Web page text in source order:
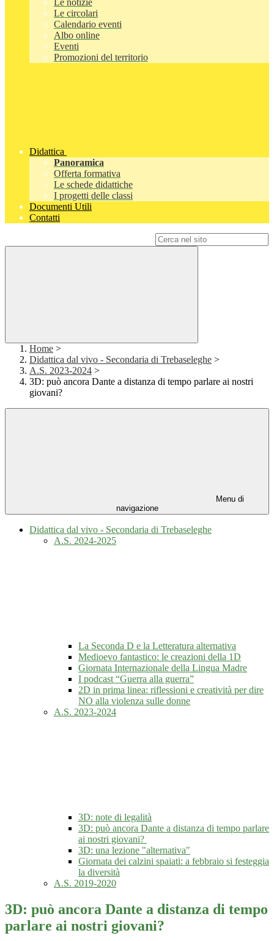
Le notizie
Le circolari
Calendario eventi
Albo online
Eventi
Promozioni del territorio
Didattica
Panoramica
Offerta formativa
Le schede didattiche
I progetti delle classi
Documenti Utili
Contatti
Home >
Didattica dal vivo - Secondaria di Trebaseleghe >
A.S. 2023-2024 >
3D: può ancora Dante a distanza di tempo parlare ai nostri
giovani?
Menu di
navigazione
Didattica dal vivo - Secondaria di Trebaseleghe
A.S. 2024-2025
La Seconda D e la Letteratura alternativa
Medioevo fantastico: le creazioni della 1D
Giornata Internazionale della Lingua Madre
I podcast “Guerra alla guerra”
2D in prima linea: riflessioni e creatività per dire
NO alla violenza sulle donne
A.S. 2023-2024
3D: note di legalità
3D: può ancora Dante a distanza di tempo parlare
ai nostri giovani?
3D: una lezione "alternativa"
Giornata dei calzini spaiati: a febbraio si festeggia
la diversità
A.S. 2019-2020
3D: può ancora Dante a distanza di tempo
parlare ai nostri giovani?